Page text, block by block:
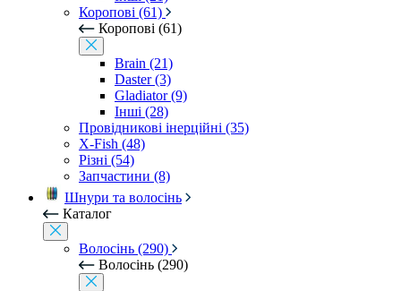
Коропові (61)
Коропові (61)
Brain (21)
Daster (3)
Gladiator (9)
Інші (28)
Провідникові інерційні (35)
X-Fish (48)
Різні (54)
Запчастини (8)
Шнури та волосінь
Каталог
Волосінь (290)
Волосінь (290)